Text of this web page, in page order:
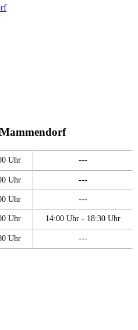
Uhr ---
Uhr ---
Uhr ---
Uhr 14:00 Uhr - 18:30 Uhr
Uhr ---